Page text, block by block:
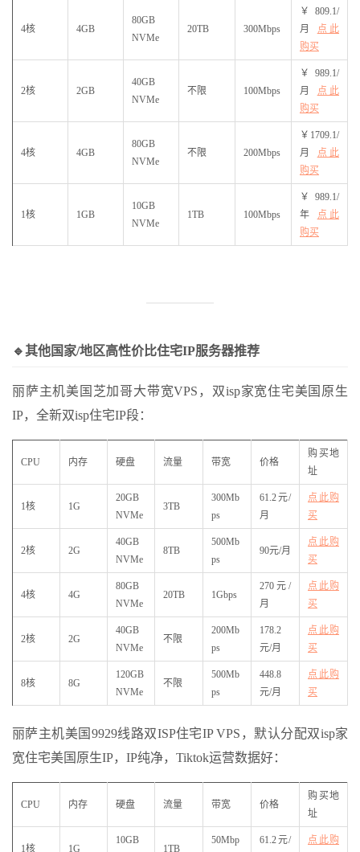
4核 4GB
80GB
NVMe
20TB 300Mbps
￥809.1/
月 点此
购买
2核 2GB
40GB
NVMe
不限 100Mbps
￥989.1/
月 点此
购买
4核 4GB
80GB
NVMe
不限 200Mbps
￥1709.1/
月 点此
购买
1核 1GB
10GB
NVMe
1TB 100Mbps
￥989.1/
年 点此
购买
🔹其他国家/地区高性价比住宅IP服务器推荐
丽萨主机美国芝加哥大带宽VPS，双isp家宽住宅美国原生
IP，全新双isp住宅IP段：
CPU 内存 硬盘 流量 带宽 价格
购买地
址
1核 1G
20GB
NVMe
3TB
300Mb
ps
61.2元/
月
点此购
买
2核 2G
40GB
NVMe
8TB
500Mb
ps
90元/月
点此购
买
4核 4G
80GB
NVMe
20TB 1Gbps
270元/
月
点此购
买
2核 2G
40GB
NVMe
不限
200Mb
ps
178.2
元/月
点此购
买
8核 8G
120GB
NVMe
不限
500Mb
ps
448.8
元/月
点此购
买
丽萨主机美国9929线路双ISP住宅IP VPS，默认分配双isp家
宽住宅美国原生IP，IP纯净，Tiktok运营数据好：
CPU 内存 硬盘 流量 带宽 价格
购买地
址
1核 1G
10GB
1TB
50Mbp
61.2元/
点此购